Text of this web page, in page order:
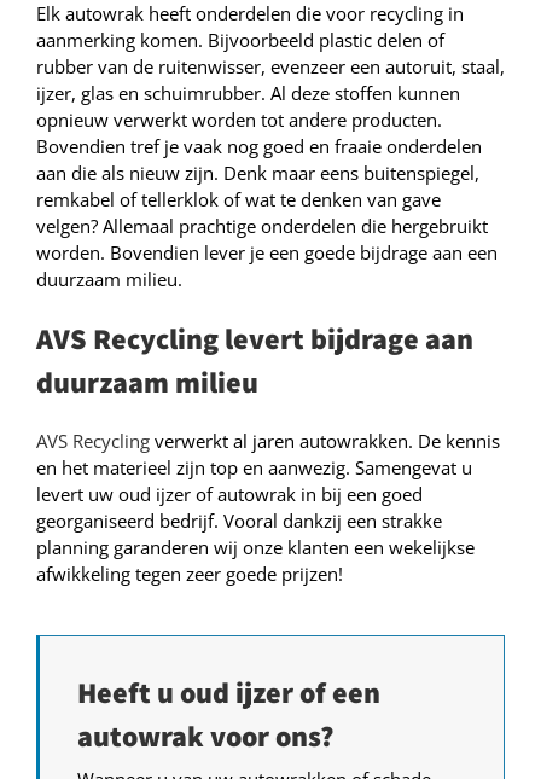
Elk autowrak heeft onderdelen die voor recycling in
aanmerking komen. Bijvoorbeeld plastic delen of
rubber van de ruitenwisser, evenzeer een autoruit, staal,
ijzer, glas en schuimrubber. Al deze stoffen kunnen
opnieuw verwerkt worden tot andere producten.
Bovendien tref je vaak nog goed en fraaie onderdelen
aan die als nieuw zijn. Denk maar eens buitenspiegel,
remkabel of tellerklok of wat te denken van gave
velgen? Allemaal prachtige onderdelen die hergebruikt
worden. Bovendien lever je een goede bijdrage aan een
duurzaam milieu.
AVS Recycling levert bijdrage aan
duurzaam milieu
AVS Recycling verwerkt al jaren autowrakken. De kennis
en het materieel zijn top en aanwezig. Samengevat u
levert uw oud ijzer of autowrak in bij een goed
georganiseerd bedrijf. Vooral dankzij een strakke
planning garanderen wij onze klanten een wekelijkse
afwikkeling tegen zeer goede prijzen!
Heeft u oud ijzer of een
autowrak voor ons?